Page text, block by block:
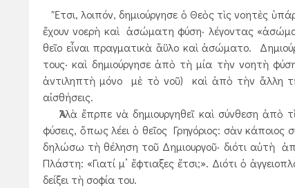
Ἔτσι, λοιπόν, δημιούργησε ὁ Θεὸς τὶς νοητὲς
ἔχουν νοερὴ καὶ ἀσώματη φύση· λέγοντας
θεῖο εἶναι πραγματικὰ ἄϋλο καὶ ἀσώματο.
τους· καὶ δημιούργησε ἀπὸ τὴ μία τὴν νοητὴ
ἀντιληπτὴ μόνο μὲ τὸ νοῦ) καὶ ἀπὸ τὴν ἄλλη
αἰσθήσεις.
Ἀλλὰ ἔπρπε νὰ δημιουργηθεῖ καὶ σύνθεση ἀπὸ
φύσεις, ὅπως λέει ὁ θεῖος Γρηγόριος: σὰν
δηλώσω τὴ θέληση τοῦ Δημιουργοῦ· διότι αὐτὴ
Πλάστη: «Γιατί μ’ ἔφτιαξες ἔτσι;». Διότι ὁ
δείξει τὴ σοφία του.